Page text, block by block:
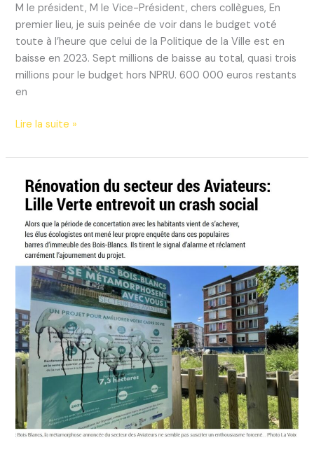
M le président, M le Vice-Président, chers collègues, En
premier lieu, je suis peinée de voir dans le budget voté
toute à l’heure que celui de la Politique de la Ville est en
baisse en 2023. Sept millions de baisse au total, quasi trois
millions pour le budget hors NPRU. 600 000 euros restants
en
Des
de
urbain
faits
sans
les
habitants
Lire la suite »